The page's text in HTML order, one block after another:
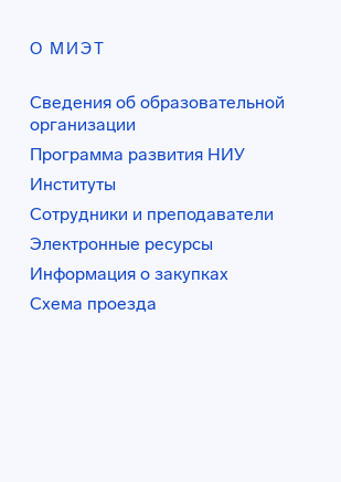
О МИЭТ
Сведения об образовательной
организации
Программа развития НИУ
Институты
Сотрудники и преподаватели
Электронные ресурсы
Информация о закупках
Схема проезда